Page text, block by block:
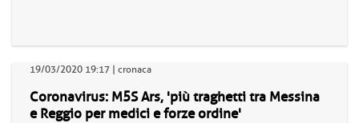
19/03/2020 19:17 | cronaca
Coronavirus: M5S Ars, 'più traghetti tra Messina
e Reggio per medici e forze ordine'